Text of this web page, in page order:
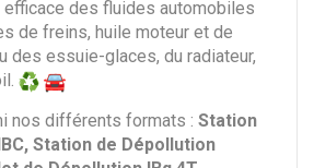
efficace des fluides automobiles
de freins, huile moteur et de
des essuie-glaces, du radiateur,
nos différents formats : Station
Station de Dépollution